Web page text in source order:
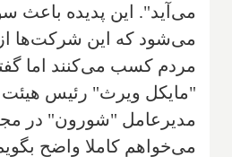
می‌آید". این پدیده باعث
می‌شود که این شرکت‌ها
مردم کسب می‌کنند اما
"مایکل ویرث" رئیس هیئت
مدیرعامل "شورون" در
می‌خواهم کاملا واضح